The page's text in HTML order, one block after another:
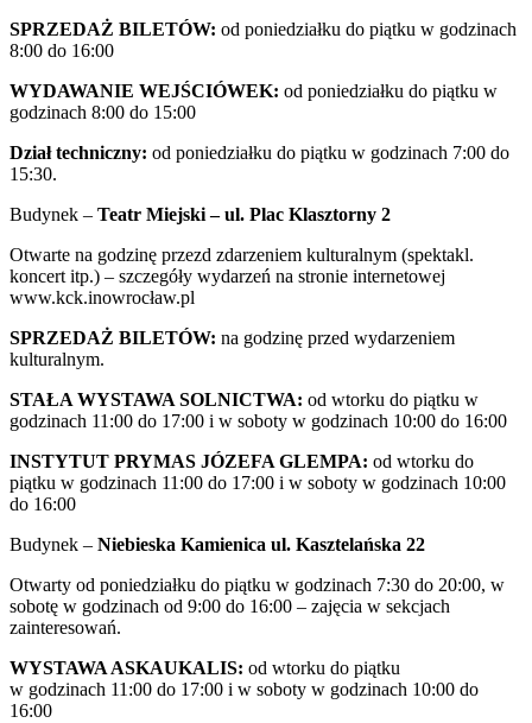
SPRZEDAŻ BILETÓW: od poniedziałku do piątku w godzinach
8:00 do 16:00
WYDAWANIE WEJŚCIÓWEK: od poniedziałku do piątku w
godzinach 8:00 do 15:00
Dział techniczny: od poniedziałku do piątku w godzinach 7:00 do
15:30.
Budynek – Teatr Miejski – ul. Plac Klasztorny 2
Otwarte na godzinę przezd zdarzeniem kulturalnym (spektakl.
koncert itp.) – szczegóły wydarzeń na stronie internetowej
www.kck.inowrocław.pl
SPRZEDAŻ BILETÓW: na godzinę przed wydarzeniem
kulturalnym.
STAŁA WYSTAWA SOLNICTWA: od wtorku do piątku w
godzinach 11:00 do 17:00 i w soboty w godzinach 10:00 do 16:00
INSTYTUT PRYMAS JÓZEFA GLEMPA: od wtorku do
piątku w godzinach 11:00 do 17:00 i w soboty w godzinach 10:00
do 16:00
Budynek – Niebieska Kamienica ul. Kasztelańska 22
Otwarty od poniedziałku do piątku w godzinach 7:30 do 20:00, w
sobotę w godzinach od 9:00 do 16:00 – zajęcia w sekcjach
zainteresowań.
WYSTAWA ASKAUKALIS: od wtorku do piątku
w godzinach 11:00 do 17:00 i w soboty w godzinach 10:00 do
16:00